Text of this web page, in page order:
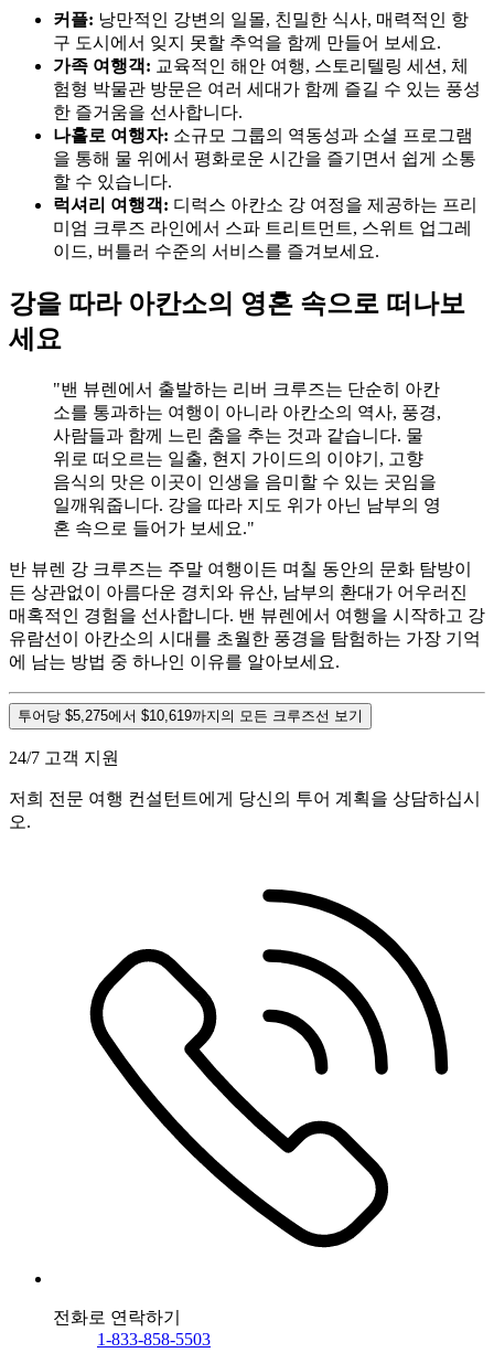
커플: 낭만적인 강변의 일몰, 친밀한 식사, 매력적인 항
구 도시에서 잊지 못할 추억을 함께 만들어 보세요.
가족 여행객: 교육적인 해안 여행, 스토리텔링 세션, 체
험형 박물관 방문은 여러 세대가 함께 즐길 수 있는 풍성
한 즐거움을 선사합니다.
나홀로 여행자: 소규모 그룹의 역동성과 소셜 프로그램
을 통해 물 위에서 평화로운 시간을 즐기면서 쉽게 소통
할 수 있습니다.
럭셔리 여행객: 디럭스 아칸소 강 여정을 제공하는 프리
미엄 크루즈 라인에서 스파 트리트먼트, 스위트 업그레
이드, 버틀러 수준의 서비스를 즐겨보세요.
강을 따라 아칸소의 영혼 속으로 떠나보
세요
"밴 뷰렌에서 출발하는 리버 크루즈는 단순히 아칸
소를 통과하는 여행이 아니라 아칸소의 역사, 풍경,
사람들과 함께 느린 춤을 추는 것과 같습니다. 물
위로 떠오르는 일출, 현지 가이드의 이야기, 고향
음식의 맛은 이곳이 인생을 음미할 수 있는 곳임을
일깨워줍니다. 강을 따라 지도 위가 아닌 남부의 영
혼 속으로 들어가 보세요."
반 뷰렌 강 크루즈는 주말 여행이든 며칠 동안의 문화 탐방이
든 상관없이 아름다운 경치와 유산, 남부의 환대가 어우러진
매혹적인 경험을 선사합니다. 밴 뷰렌에서 여행을 시작하고 강
유람선이 아칸소의 시대를 초월한 풍경을 탐험하는 가장 기억
에 남는 방법 중 하나인 이유를 알아보세요.
투어당 $5,275에서 $10,619까지의 모든 크루즈선 보기
24/7 고객 지원
저희 전문 여행 컨설턴트에게 당신의 투어 계획을 상담하십시
오.
전화로 연락하기
1-833-858-5503